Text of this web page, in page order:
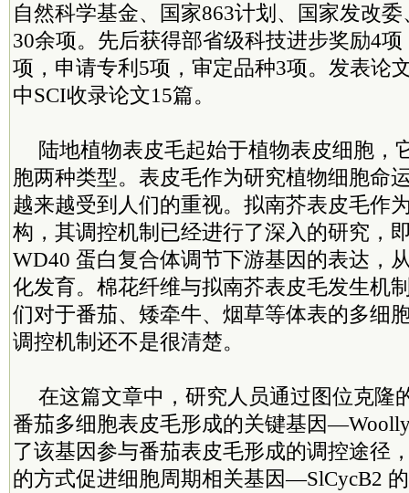
自然科学基金、国家863计划、国家发改委
30余项。先后获得部省级科技进步奖励4
项，申请专利5项，审定品种3项。发表论
中SCI收录论文15篇。
陆地植物表皮毛起始于植物表皮细胞，
胞两种类型。表皮毛作为研究植物细胞命
越来越受到人们的重视。拟南芥表皮毛作
构，其调控机制已经进行了深入的研究，
WD40 蛋白复合体调节下游基因的表达，
化发育。棉花纤维与拟南芥表皮毛发生机
们对于番茄、矮牵牛、烟草等体表的多细
调控机制还不是很清楚。
在这篇文章中，研究人员通过图位克隆
番茄多细胞表皮毛形成的关键基因
了该基因参与番茄表皮毛形成的调控途径
的方式促进细胞周期相关基因—SlCycB2